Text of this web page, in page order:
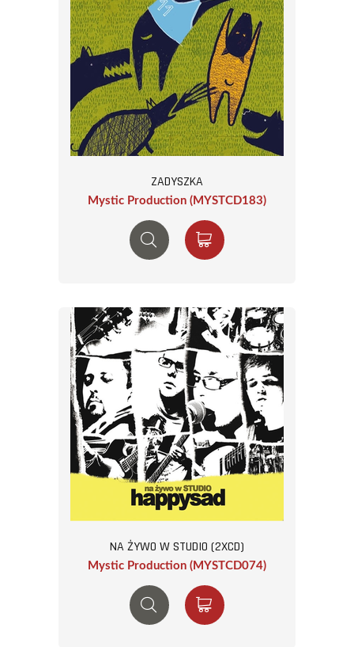
ZADYSZKA
Mystic Production (MYSTCD183)
NA ŻYWO W STUDIO (2XCD)
Mystic Production (MYSTCD074)